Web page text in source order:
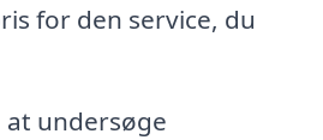
for den service, du
at undersøge